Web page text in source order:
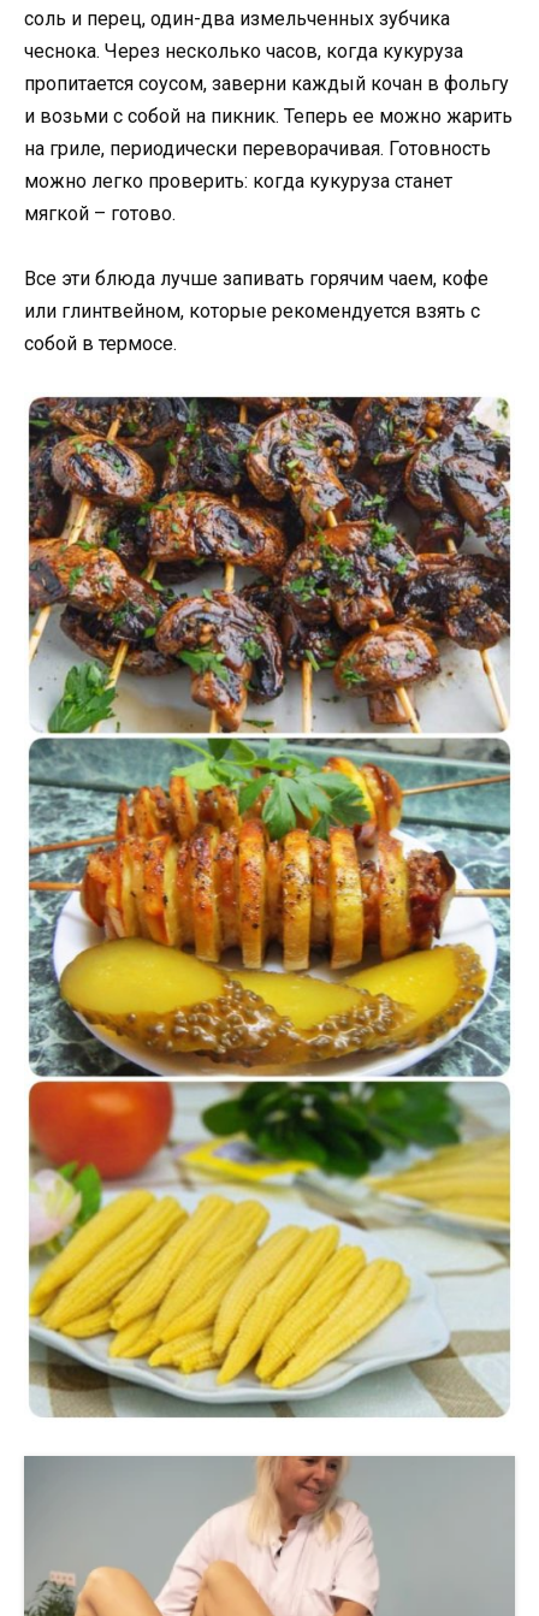
соль и перец, один-два измельченных зубчика
чеснока. Через несколько часов, когда кукуруза
пропитается соусом, заверни каждый кочан в фольгу
и возьми с собой на пикник. Теперь ее можно жарить
на гриле, периодически переворачивая. Готовность
можно легко проверить: когда кукуруза станет
мягкой – готово.
Все эти блюда лучше запивать горячим чаем, кофе
или глинтвейном, которые рекомендуется взять с
собой в термосе.